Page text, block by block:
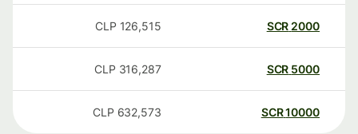
2000
SCR
126,515
CLP
5000
SCR
316,287
CLP
10000
SCR
632,573
CLP